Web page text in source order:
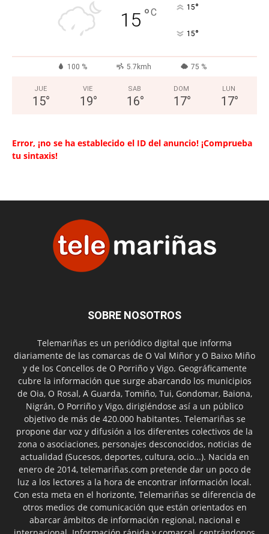
15 °C 15°
15°
100 % 5.7kmh 75 %
JUE
15°
VIE
19°
SAB
16°
DOM
17°
LUN
17°
Error, ¡no se ha establecido el ID del anuncio! ¡Comprueba
tu sintaxis!
SOBRE NOSOTROS
Telemariñas es un periódico digital que informa
diariamente de las comarcas de O Val Miñor y O Baixo Miño
y de los Concellos de O Porriño y Vigo. Geográficamente
cubre la información que surge abarcando los municipios
de Oia, O Rosal, A Guarda, Tomiño, Tui, Gondomar, Baiona,
Nigrán, O Porriño y Vigo, dirigiéndose así a un público
objetivo de más de 420.000 habitantes. Telemariñas se
propone dar voz y difusión a los diferentes colectivos de la
zona o asociaciones, personajes desconocidos, noticias de
actualidad (Sucesos, deportes, cultura, ocio...). Nacida en
enero de 2014, telemariñas.com pretende dar un poco de
luz a los lectores a la hora de encontrar información local.
Con esta meta en el horizonte, Telemariñas se diferencia de
otros medios de comunicación que están orientados en
abarcar ámbitos de información regional, nacional e